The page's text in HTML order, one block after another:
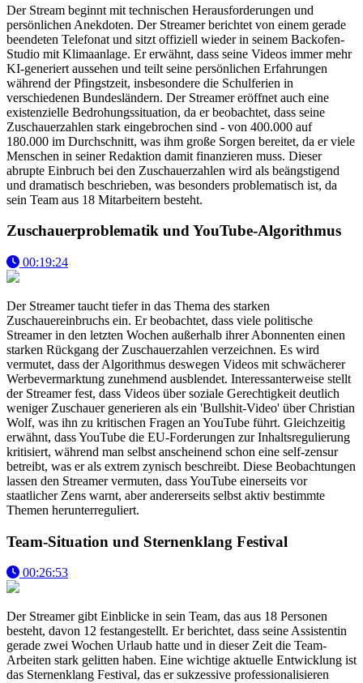
Der Stream beginnt mit technischen Herausforderungen und
persönlichen Anekdoten. Der Streamer berichtet von einem gerade
beendeten Telefonat und sitzt offiziell wieder in seinem Backofen-
Studio mit Klimaanlage. Er erwähnt, dass seine Videos immer mehr
KI-generiert aussehen und teilt seine persönlichen Erfahrungen
während der Pfingstzeit, insbesondere die Schulferien in
verschiedenen Bundesländern. Der Streamer eröffnet auch eine
existenzielle Bedrohungssituation, da er beobachtet, dass seine
Zuschauerzahlen stark eingebrochen sind - von 400.000 auf
180.000 im Durchschnitt, was ihm große Sorgen bereitet, da er viele
Menschen in seiner Redaktion damit finanzieren muss. Dieser
abrupte Einbruch bei den Zuschauerzahlen wird als beängstigend
und dramatisch beschrieben, was besonders problematisch ist, da
sein Team aus 18 Mitarbeitern besteht.
Zuschauerproblematik und YouTube-Algorithmus
00:19:24
Der Streamer taucht tiefer in das Thema des starken
Zuschauereinbruchs ein. Er beobachtet, dass viele politische
Streamer in den letzten Wochen außerhalb ihrer Abonnenten einen
starken Rückgang der Zuschauerzahlen verzeichnen. Es wird
vermutet, dass der Algorithmus deswegen Videos mit schwächerer
Werbevermarktung zunehmend ausblendet. Interessanterweise stellt
der Streamer fest, dass Videos über soziale Gerechtigkeit deutlich
weniger Zuschauer generieren als ein 'Bullshit-Video' über Christian
Wolf, was ihn zu kritischen Fragen an YouTube führt. Gleichzeitig
erwähnt, dass YouTube die EU-Forderungen zur Inhaltsregulierung
kritisiert, während man selbst anscheinend schon eine self-zensur
betreibt, was er als extrem zynisch beschreibt. Diese Beobachtungen
lassen den Streamer vermuten, dass YouTube einerseits vor
staatlicher Zens warnt, aber andererseits selbst aktiv bestimmte
Themen herunterreguliert.
Team-Situation und Sternenklang Festival
00:26:53
Der Streamer gibt Einblicke in sein Team, das aus 18 Personen
besteht, davon 12 festangestellt. Er berichtet, dass seine Assistentin
gerade zwei Wochen Urlaub hatte und in dieser Zeit die Team-
Arbeiten stark gelitten haben. Eine wichtige aktuelle Entwicklung ist
das Sternenklang Festival, das er sukzessive professionalisieren